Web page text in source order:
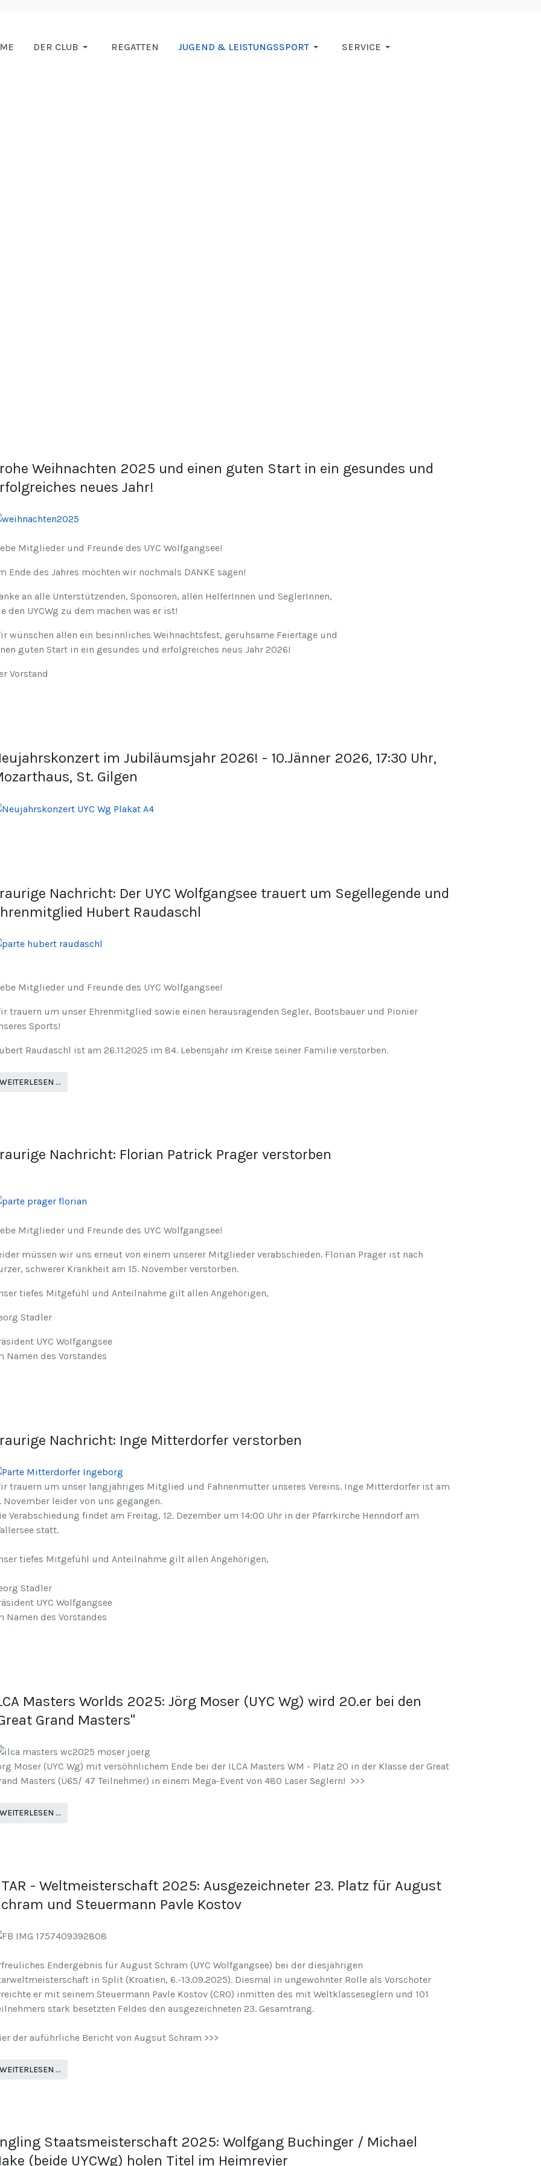
DER CLUB REGATTEN JUGEND & LEISTUNGSSPORT SERVICE
Weihnachten 2025 und einen guten Start in ein gesundes und
neues Jahr!
Mitglieder und Freunde des UYC Wolfgangsee!
Ende des Jahres möchten wir nochmals DANKE sagen!
an alle Unterstützenden, Sponsoren, allen HelferInnen und SeglerInnen,
den UYCWg zu dem machen was er ist!
wünschen allen ein besinnliches Weihnachtsfest, geruhsame Feiertage und
guten Start in ein gesundes und erfolgreiches neus Jahr 2026!
Vorstand
im Jubiläumsjahr 2026! - 10.Jänner 2026, 17:30 Uhr,
St. Gilgen
Nachricht: Der UYC Wolfgangsee trauert um Segellegende und
Hubert Raudaschl
Mitglieder und Freunde des UYC Wolfgangsee!
trauern um unser Ehrenmitglied sowie einen herausragenden Segler, Bootsbauer und Pionier
Sports!
Raudaschl ist am 26.11.2025 im 84. Lebensjahr im Kreise seiner Familie verstorben.
WEITERLESEN …
Nachricht: Florian Patrick Prager verstorben
Mitglieder und Freunde des UYC Wolfgangsee!
müssen wir uns erneut von einem unserer Mitglieder verabschieden. Florian Prager ist nach
schwerer Krankheit am 15. November verstorben.
tiefes Mitgefühl und Anteilnahme gilt allen Angehörigen,
Stadler
UYC Wolfgangsee
Namen des Vorstandes
Nachricht: Inge Mitterdorfer verstorben
trauern um unser langjähriges Mitglied und Fahnenmutter unseres Vereins. Inge Mitterdorfer ist am
November leider von uns gegangen.
Verabschiedung findet am Freitag, 12. Dezember um 14:00 Uhr in der Pfarrkirche Henndorf am
statt.
tiefes Mitgefühl und Anteilnahme gilt allen Angehörigen,
Stadler
UYC Wolfgangsee
Namen des Vorstandes
Masters Worlds 2025: Jörg Moser (UYC Wg) wird 20.er bei den
Grand Masters"
Moser (UYC Wg) mit versöhnlichem Ende bei der ILCA Masters WM - Platz 20 in der Klasse der Great
Masters (Ü65/ 47 Teilnehmer) in einem Mega-Event von 480 Laser Seglern! >>>
WEITERLESEN …
- Weltmeisterschaft 2025: Ausgezeichneter 23. Platz für August
und Steuermann Pavle Kostov
Endergebnis für August Schram (UYC Wolfgangsee) bei der diesjährigen
in Split (Kroatien, 6.-13.09.2025). Diesmal in ungewohnter Rolle als Vorschoter
er mit seinem Steuermann Pavle Kostov (CRO) inmitten des mit Weltklasseseglern und 101
stark besetzten Feldes den ausgezeichneten 23. Gesamtrang.
der auführliche Bericht von Augsut Schram >>>
WEITERLESEN …
Staatsmeisterschaft 2025: Wolfgang Buchinger / Michael
(beide UYCWg) holen Titel im Heimrevier